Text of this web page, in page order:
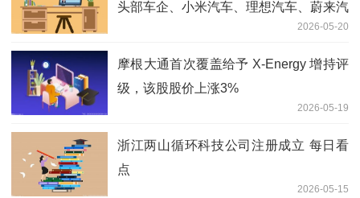
头部车企、小米汽车、理想汽车、蔚来汽
车、小鹏汽车等车企建立稳定的合作关系
2026-05-20
摩根大通首次覆盖给予 X-Energy 增持评
级，该股股价上涨3%
2026-05-19
浙江两山循环科技公司注册成立 每日看
点
2026-05-15